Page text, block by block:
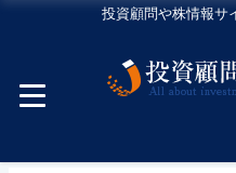
投資顧問や株情報サ